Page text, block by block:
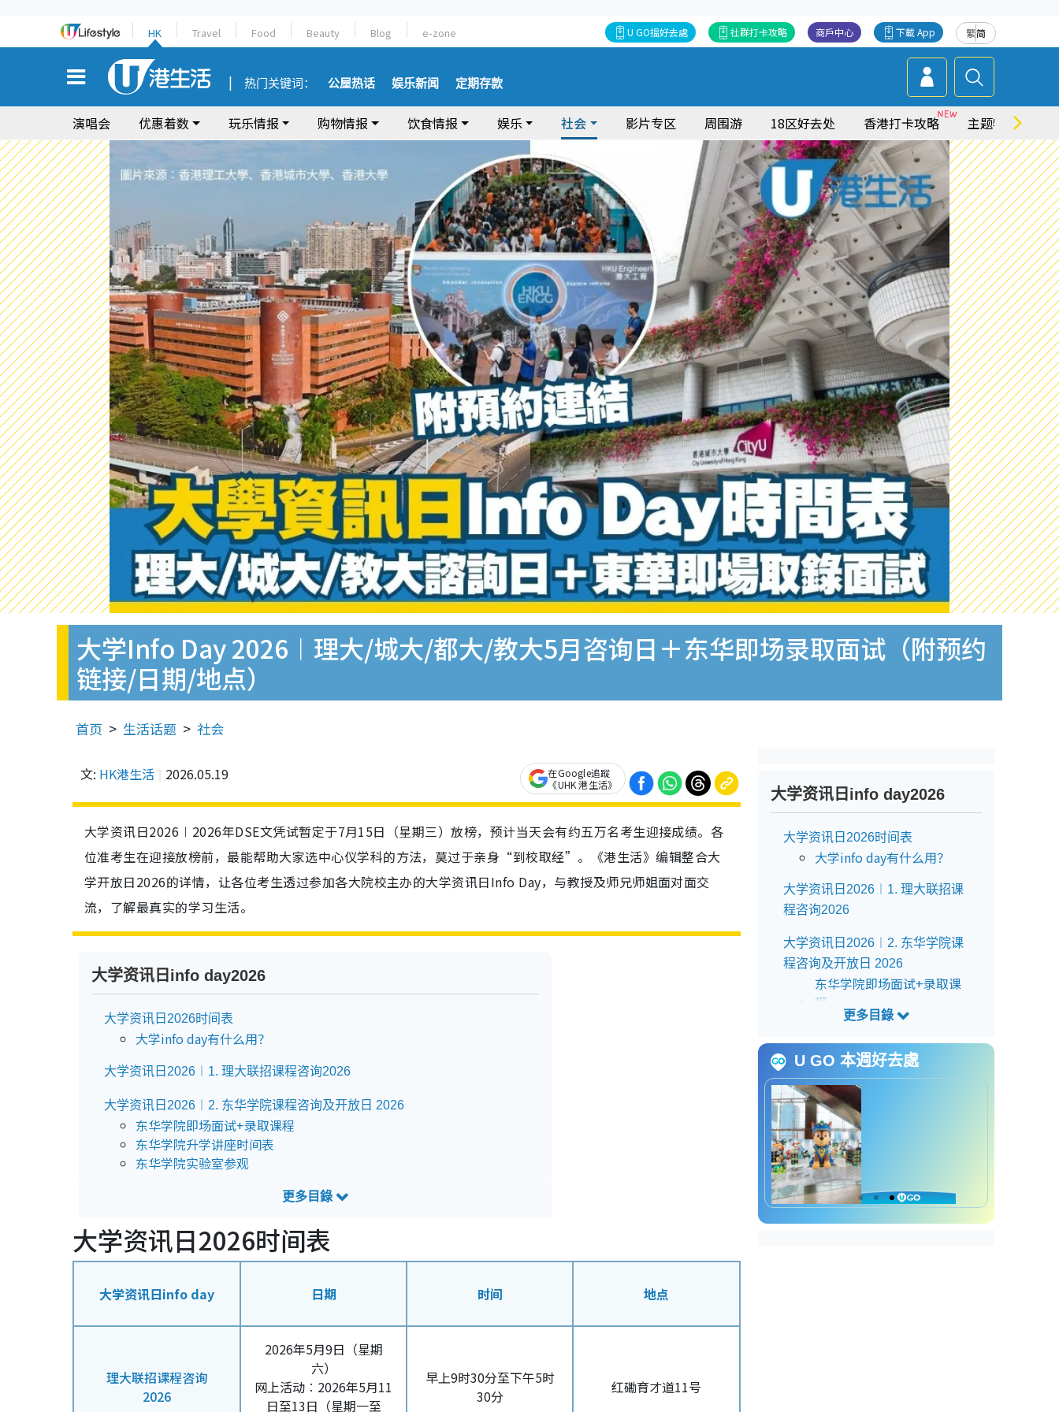
HK Travel Food Beauty Blog e-zone 繁简
下載 App
商戶中心
社群打卡攻略
U GO搵好去處
热门关键词： 公屋热话 娱乐新闻 定期存款
演唱会 优惠着数 玩乐情报 购物情报 饮食情报 娱乐 社会 影片专区 周围游 18区好去处 香港打卡攻略 主题特集
大学Info Day 2026︱理大/城大/都大/教大5月咨询日＋东华即场录取面试（附预约
链接/日期/地点）
首页 生活话题 社会
文: HK港生活 2026.05.19
在Google追蹤
《UHK 港生活》
大学资讯日2026︱2026年DSE文凭试暂定于7月15日（星期三）放榜，预计当天会有约五万名考生迎接成绩。各
位准考生在迎接放榜前，最能帮助大家选中心仪学科的方法，莫过于亲身“到校取经”。《港生活》编辑整合大
学开放日2026的详情，让各位考生透过参加各大院校主办的大学资讯日Info Day，与教授及师兄师姐面对面交
流，了解最真实的学习生活。
大学资讯日info day2026
大学资讯日2026时间表
大学info day有什么用？
大学资讯日2026︱1. 理大联招课程咨询2026
大学资讯日2026︱2. 东华学院课程咨询及开放日 2026
东华学院即场面试+录取课程
东华学院升学讲座时间表
东华学院实验室参观
大学资讯日2026︱3. 2026城大联招课程咨询日
大学资讯日2026︱4. 都大联招课程咨询日2026
大学资讯日2026时间表
大学资讯日info day 日期 时间 地点
理大联招课程咨询
2026
2026年5月9日（星期
六）
网上活动︰2026年5月11
日至13日（星期一至
早上9时30分至下午5时
30分
红磡育才道11号
大学资讯日info day2026
大学资讯日2026时间表
大学info day有什么用？
大学资讯日2026︱1. 理大联招课
程咨询2026
大学资讯日2026︱2. 东华学院课
程咨询及开放日 2026
东华学院即场面试+录取课
程
东华学院升学讲座时间表
东华学院实验室参观
大学资讯日2026︱3. 2026城大联
招课程咨询日
大学资讯日2026︱4. 都大联招课
程咨询日2026
U GO 本週好去處